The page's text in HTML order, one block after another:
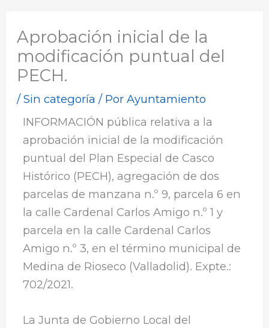
Aprobación inicial de la
modificación puntual del
PECH.
/Sin categoría / PorAyuntamiento
INFORMACIÓN pública relativa a la
aprobación inicial de la modificación
puntual del Plan Especial de Casco
Histórico (PECH), agregación de dos
parcelas de manzana n.º 9, parcela 6 en
la calle Cardenal Carlos Amigo n.º 1 y
parcela en la calle Cardenal Carlos
Amigo n.º 3, en el término municipal de
Medina de Rioseco (Valladolid). Expte.:
702/2021.
La Junta de Gobierno Local del